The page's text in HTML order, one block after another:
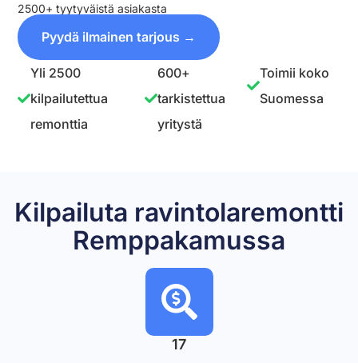
2500+ tyytyväistä asiakasta
Pyydä ilmainen tarjous →
Yli 2500
kilpailutettua
remonttia
600+
tarkistettua
yritystä
Toimii koko
Suomessa
Kilpailuta ravintolaremontti
Remppakamussa
17